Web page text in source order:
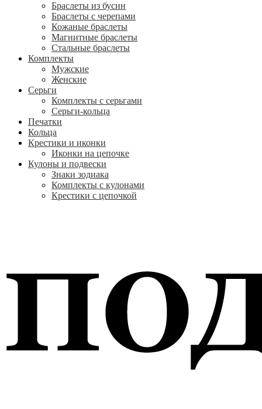
Браслеты из бусин
Браслеты с черепами
Кожаные браслеты
Магнитные браслеты
Стальные браслеты
Комплекты
Мужские
Женские
Серьги
Комплекты с серьгами
Серьги-кольца
Печатки
Кольца
Крестики и иконки
Иконки на цепочке
Кулоны и подвески
Знаки зодиака
Комплекты с кулонами
Крестики с цепочкой